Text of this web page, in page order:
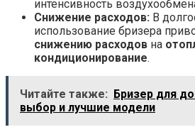
интенсивность
Снижение расходов: В
использование бризера
снижению расходов на
кондиционирование.
Читайте также:
Бризер для
выбор и лучшие модели